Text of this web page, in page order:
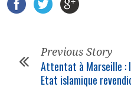
Previous Story
Attentat à Marseille :
Etat islamique